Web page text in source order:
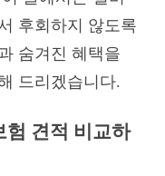
후회하지 않도록
숨겨진 혜택을
드리겠습니다.
험 견적 비교하